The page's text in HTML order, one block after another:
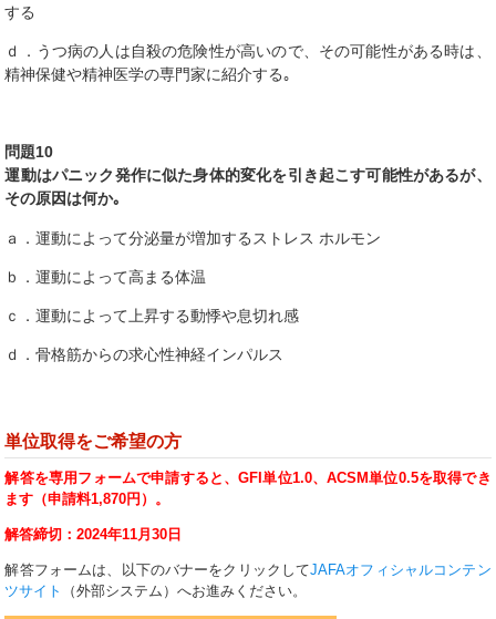
する
ｄ．うつ病の人は自殺の危険性が高いので、その可能性がある時は、
精神保健や精神医学の専門家に紹介する｡
問題10
運動はパニック発作に似た身体的変化を引き起こす可能性があるが、
その原因は何か｡
ａ．運動によって分泌量が増加するストレス ホルモン
ｂ．運動によって高まる体温
ｃ．運動によって上昇する動悸や息切れ感
ｄ．骨格筋からの求心性神経インパルス
単位取得をご希望の方
解答を専用フォームで申請すると、GFI単位1.0、ACSM単位0.5を取得でき
ます（申請料1,870円）。
解答締切：2024年11月30日
解答フォームは、以下のバナーをクリックしてJAFAオフィシャルコンテン
ツサイト
（外部システム）へお進みください。